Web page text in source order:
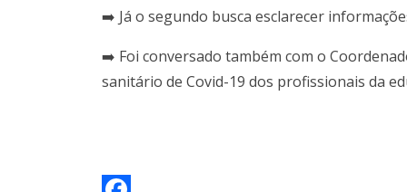
➡️ Já o segundo busca esclarecer
➡️ Foi conversado também com o
sanitário de Covid-19 dos profissionais da